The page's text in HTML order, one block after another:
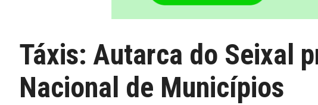
Táxis: Autarca do Seixal
Nacional de Municípios